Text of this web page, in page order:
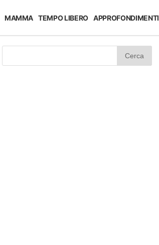
MAMMA TEMPO LIBERO APPROFONDIMENTI